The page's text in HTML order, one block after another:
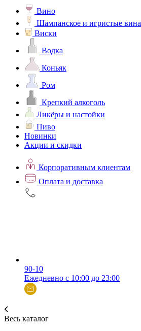
Вино
Шампанское и игристые вина
Виски
Водка
Коньяк
Ром
Крепкий алкоголь
Ликёры и настойки
Пиво
Новинки
Акции и скидки
Корпоративным клиентам
Оплата и доставка
90-10
Ежедневно с 10:00 до 23:00
Весь каталог